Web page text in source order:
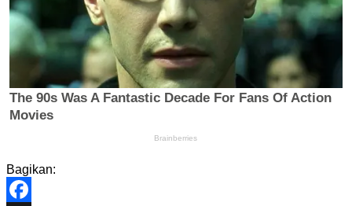
Bagikan: